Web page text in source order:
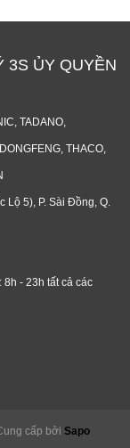
3S ỦY QUYỀN
TADANO,
THACO,
Lộ 5), P. Sài Đồng, Q.
- 23h tất cả các
cấp bởi Sapo